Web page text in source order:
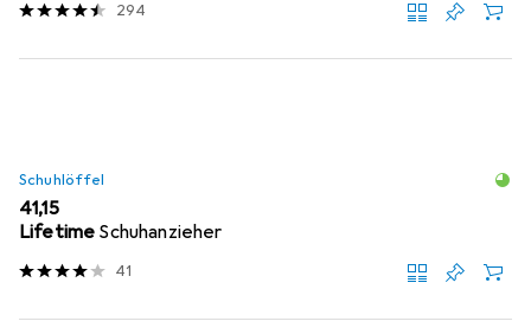
294
Schuhlöffel
EUR
41,15
Lifetime Schuhanzieher
41